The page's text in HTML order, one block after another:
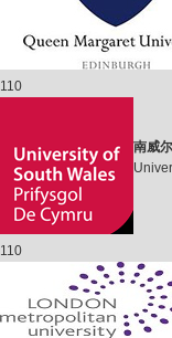
110
南威
110